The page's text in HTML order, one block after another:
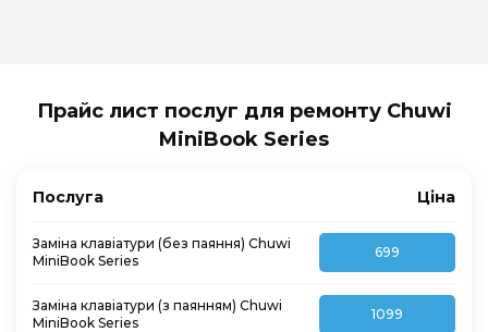
Прайс лист послуг для ремонту Chuwi
MiniBook Series
Послуга Ціна
Заміна клавіатури (без паяння) Chuwi
MiniBook Series
699
Заміна клавіатури (з паянням) Chuwi
MiniBook Series
1099